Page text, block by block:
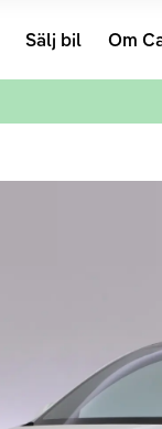
Sälj bil Om